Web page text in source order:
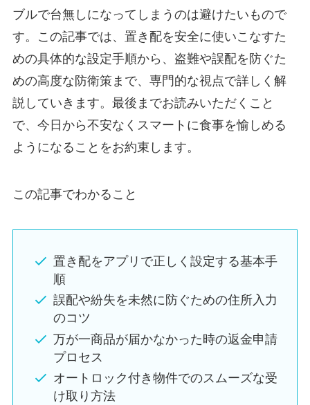
ブルで台無しになってしまうのは避けたいもので
す。この記事では、置き配を安全に使いこなすた
めの具体的な設定手順から、盗難や誤配を防ぐた
めの高度な防衛策まで、専門的な視点で詳しく解
説していきます。最後までお読みいただくこと
で、今日から不安なくスマートに食事を愉しめる
ようになることをお約束します。
この記事でわかること
置き配をアプリで正しく設定する基本手
順
誤配や紛失を未然に防ぐための住所入力
のコツ
万が一商品が届かなかった時の返金申請
プロセス
オートロック付き物件でのスムーズな受
け取り方法